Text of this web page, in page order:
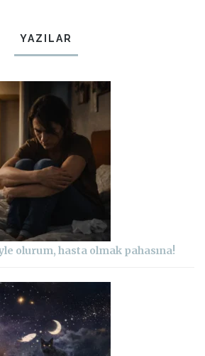
YAZILAR
olurum, hasta olmak pahasına!